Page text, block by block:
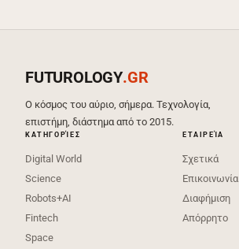
FUTUROLOGY.GR
Ο κόσμος του αύριο, σήμερα. Τεχνολογία,
επιστήμη, διάστημα από το 2015.
ΚΑΤΗΓΟΡΊΕΣ
Digital World
Science
Robots+AI
Fintech
Space
ΕΤΑΙΡΕΊΑ
Σχετικά
Επικοινωνία
Διαφήμιση
Απόρρητο